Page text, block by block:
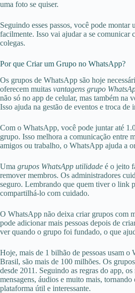
uma foto se quiser.
Seguindo esses passos, você pode
facilmente. Isso vai ajudar a se comunicar
colegas.
Por que Criar um Grupo no WhatsApp?
Os grupos de WhatsApp são hoje
oferecem muitas vantagens grupo
não só no app de celular, mas também na
Isso ajuda na gestão de eventos e troca
Com o WhatsApp, você pode juntar até
grupo. Isso melhora a comunicação entre
amigos ou trabalho, o WhatsApp ajuda a
Uma grupos WhatsApp utilidade é o jeito
remover membros. Os administradores
seguro. Lembrando que quem tiver o link
compartilhá-lo com cuidado.
O WhatsApp não deixa criar grupos com
pode adicionar mais pessoas depois de
ver quando o grupo foi fundado, o que
Hoje, mais de 1 bilhão de pessoas usam
Brasil, são mais de 100 milhões. Os
desde 2011. Seguindo as regras do app,
mensagens, áudios e muito mais,
plataforma útil e interessante.